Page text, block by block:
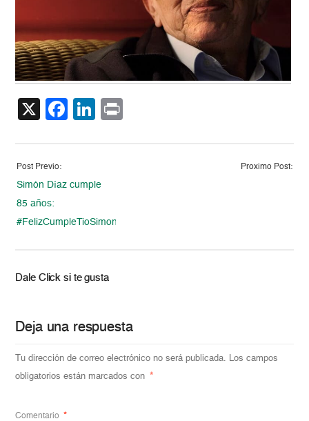
X Facebook
LinkedIn
Post Previo:
Simón Díaz cumple
85 años:
#FelizCumpleTioSimon
Proximo Post:
Dale Click si te gusta
Deja una respuesta
Tu dirección de correo electrónico no será publicada. Los campos
obligatorios están marcados con *
Comentario *